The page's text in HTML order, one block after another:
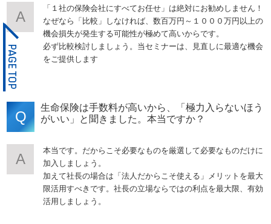
A
「１社の保険会社にすべてお任せ」は絶対にお勧めしません！
なぜなら「比較」しなければ、数百万円～１０００万円以上の
機会損失が発生する可能性が極めて高いからです。
必ず比較検討しましょう。当セミナーは、見直しに最適な機会
をご提供します
Q
生命保険は手数料が高いから、「極力入らないほう
がいい」と聞きました。本当ですか？
A
本当です。だからこそ必要なものを厳選して必要なものだけに
加入しましょう。
加えて社長の場合は「法人だからこそ使える」メリットを最大
限活用すべきです。社長の立場ならではの利点を最大限、有効
活用しましょう。